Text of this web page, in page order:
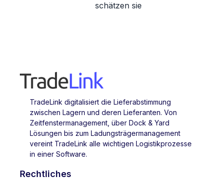
schätzen sie
TradeLink digitalisiert die Lieferabstimmung
zwischen Lagern und deren Lieferanten. Von
Zeitfenstermanagement, über Dock & Yard
Lösungen bis zum Ladungsträgermanagement
vereint TradeLink alle wichtigen Logistikprozesse
in einer Software.
Rechtliches